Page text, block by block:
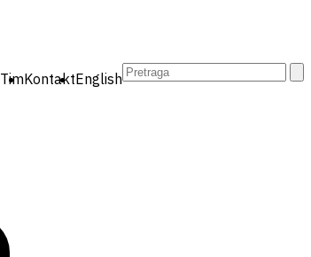
TimKontaktEnglishPretraga: